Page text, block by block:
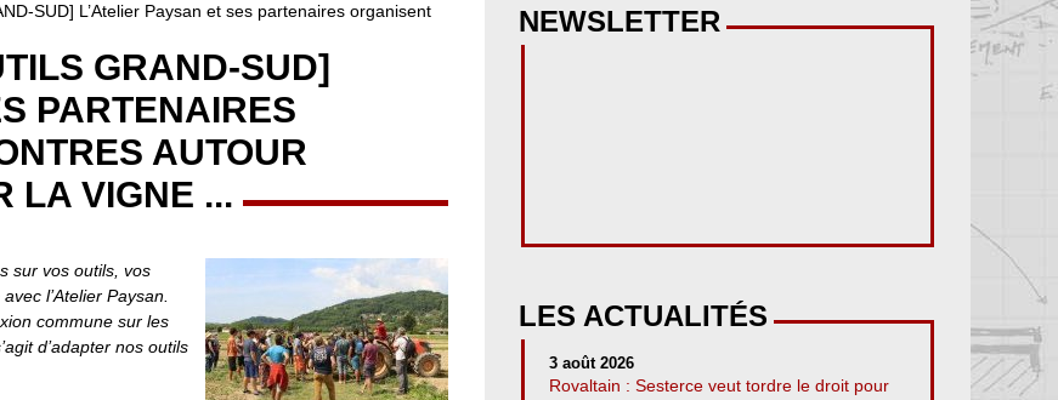
SUD] L’Atelier Paysan et ses partenaires organisent
GRAND-SUD]
PARTENAIRES
AUTOUR
LA VIGNE ...
sur vos outils, vos
l’Atelier Paysan.
commune sur les
d’adapter nos outils
NEWSLETTER
LES ACTUALITÉS
3 août 2026
Rovaltain : Sesterce veut tordre le droit pour